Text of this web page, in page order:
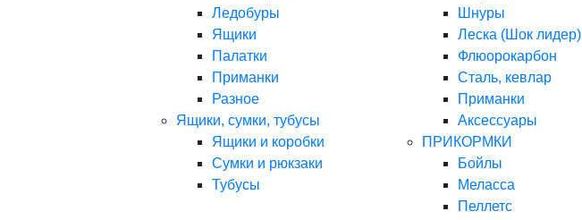
Ледобуры
Ящики
Палатки
Приманки
Разное
Ящики, сумки, тубусы
Ящики и коробки
Сумки и рюкзаки
Тубусы
Шнуры
Леска (Шок лидер)
Флюорокарбон
Сталь, кевлар
Приманки
Аксессуары
ПРИКОРМКИ
Бойлы
Меласса
Пеллетс